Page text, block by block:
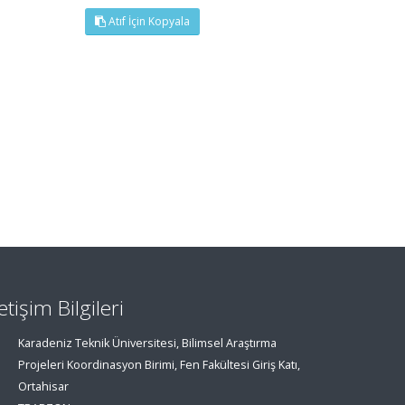
Atıf İçin Kopyala
Bilgileri
Karadeniz Teknik Üniversitesi, Bilimsel Araştırma
Projeleri Koordinasyon Birimi, Fen Fakültesi Giriş Katı,
Ortahisar